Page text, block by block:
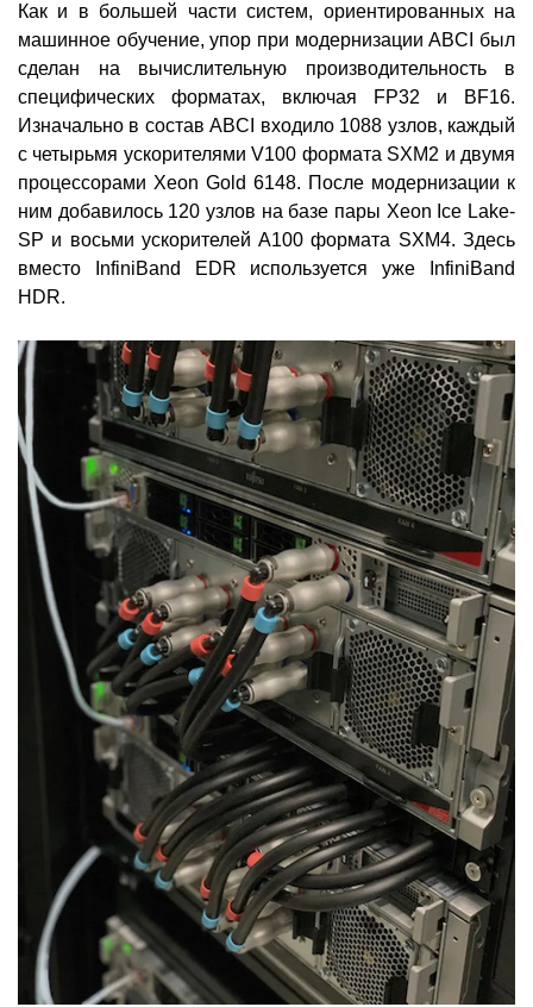
Как и в большей части систем, ориентированных на
машинное обучение, упор при модернизации ABCI был
сделан на вычислительную производительность в
специфических форматах, включая FP32 и BF16.
Изначально в состав ABCI входило 1088 узлов, каждый
с четырьмя ускорителями V100 формата SXM2 и двумя
процессорами Xeon Gold 6148. После модернизации к
ним добавилось 120 узлов на базе пары Xeon Ice Lake-
SP и восьми ускорителей A100 формата SXM4. Здесь
вместо InfiniBand EDR используется уже InfiniBand
HDR.